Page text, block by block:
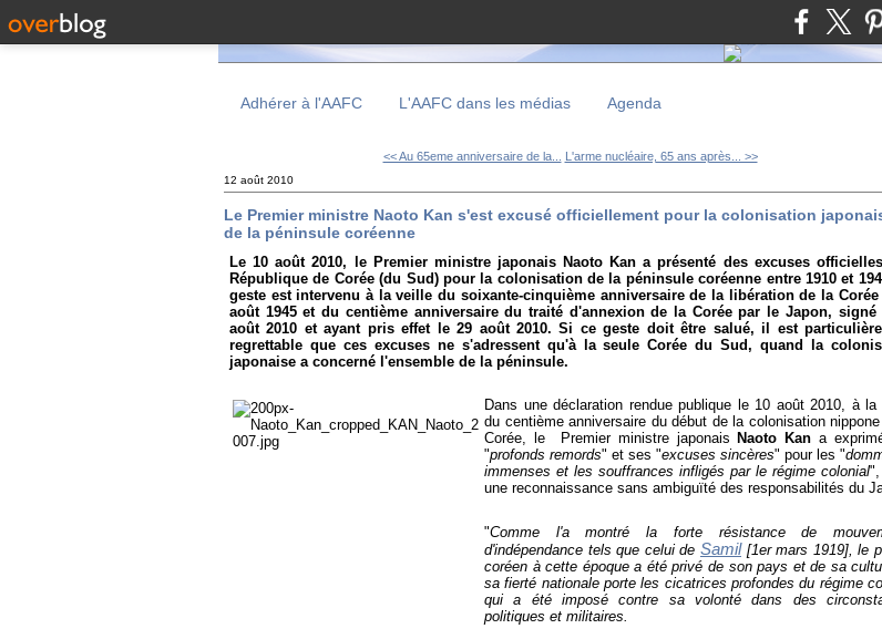
Adhérer à l'AAFC L'AAFC dans les médias Agenda
<< Au 65eme anniversaire de la... L'arme nucléaire, 65 ans après... >>
12 août 2010
Le Premier ministre Naoto Kan s'est excusé officiellement pour la colonisation
de la péninsule coréenne
Le 10 août 2010, le Premier ministre japonais Naoto Kan a présenté des excuses
République de Corée (du Sud) pour la colonisation de la péninsule coréenne entre 1910 et
geste est intervenu à la veille du soixante-cinquième anniversaire de la libération de la Corée
août 1945 et du centième anniversaire du traité d'annexion de la Corée par le Japon, signé
août 2010 et ayant pris effet le 29 août 2010. Si ce geste doit être salué, il est
regrettable que ces excuses ne s'adressent qu'à la seule Corée du Sud, quand la
japonaise a concerné l'ensemble de la péninsule.
Dans une déclaration rendue publique le 10 août 2010, à la
du centième anniversaire du début de la colonisation
Corée, le Premier ministre japonais Naoto Kan a
"profonds remords" et ses "excuses sincères" pour les "
immenses et les souffrances infligés par le régime colonial",
une reconnaissance sans ambiguïté des responsabilités du
"Comme l'a montré la forte résistance de
d'indépendance tels que celui de Samil[1er mars 1919], le
coréen à cette époque a été privé de son pays et de sa
sa fierté nationale porte les cicatrices profondes du régime
qui a été imposé contre sa volonté dans des
politiques et militaires.